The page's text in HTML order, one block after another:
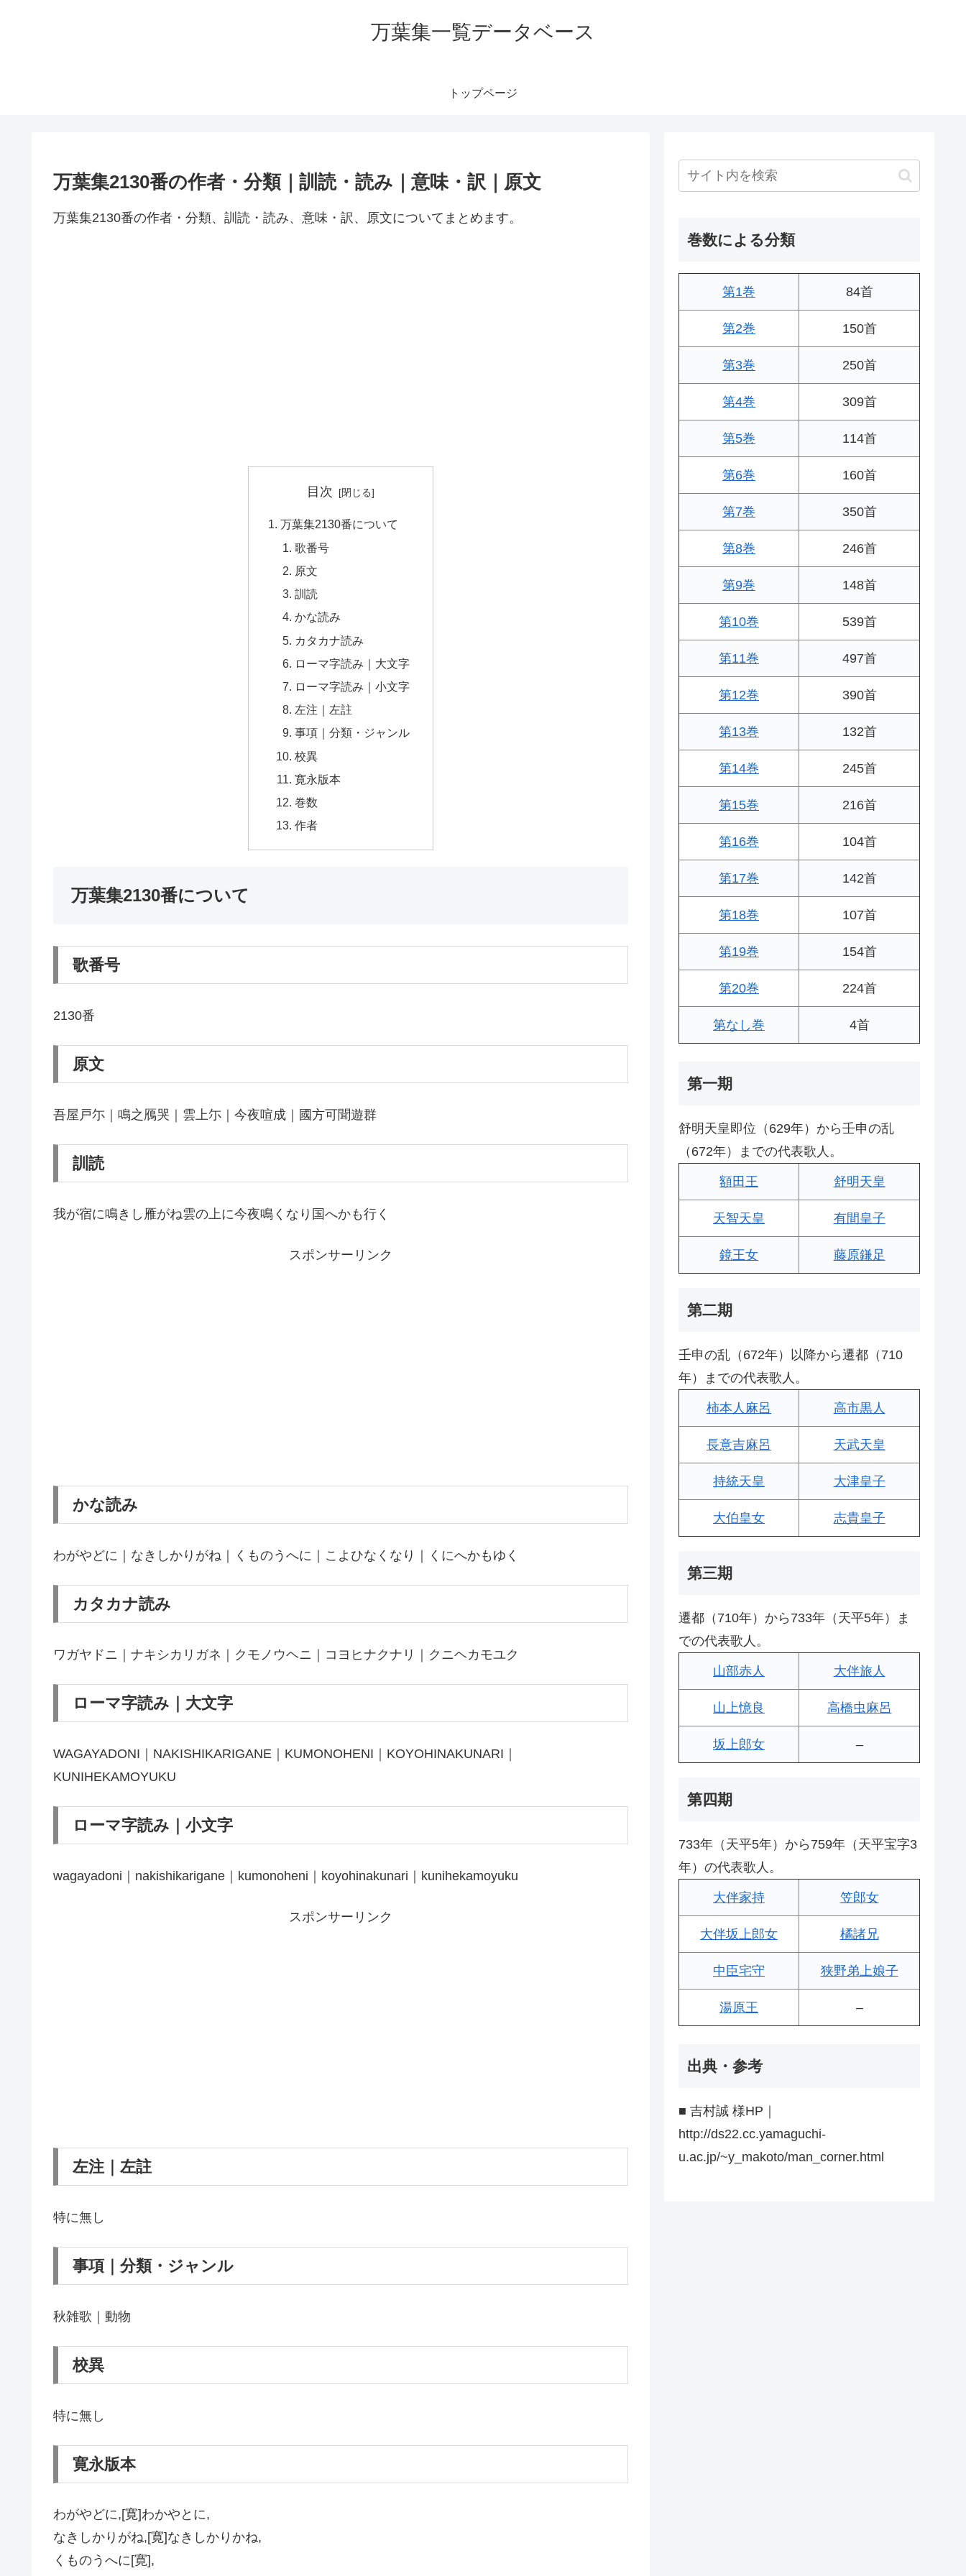
万葉集一覧データベース
トップページ
万葉集2130番の作者・分類｜訓読・読み｜意味・訳｜原文
万葉集2130番の作者・分類、訓読・読み、意味・訳、原文についてまとめます。
目次
万葉集2130番について
歌番号
原文
訓読
かな読み
カタカナ読み
ローマ字読み｜大文字
ローマ字読み｜小文字
左注｜左註
事項｜分類・ジャンル
校異
寛永版本
巻数
作者
万葉集2130番について
歌番号
2130番
原文
吾屋戸尓｜鳴之鴈哭｜雲上尓｜今夜喧成｜國方可聞遊群
訓読
我が宿に鳴きし雁がね雲の上に今夜鳴くなり国へかも行く
スポンサーリンク
かな読み
わがやどに｜なきしかりがね｜くものうへに｜こよひなくなり｜くにへかもゆく
カタカナ読み
ワガヤドニ｜ナキシカリガネ｜クモノウヘニ｜コヨヒナクナリ｜クニヘカモユク
ローマ字読み｜大文字
WAGAYADONI｜NAKISHIKARIGANE｜KUMONOHENI｜KOYOHINAKUNARI｜
KUNIHEKAMOYUKU
ローマ字読み｜小文字
wagayadoni｜nakishikarigane｜kumonoheni｜koyohinakunari｜kunihekamoyuku
スポンサーリンク
左注｜左註
特に無し
事項｜分類・ジャンル
秋雑歌｜動物
校異
特に無し
寛永版本
わがやどに,[寛]わかやとに,
なきしかりがね,[寛]なきしかりかね,
くものうへに[寛],
巻数による分類
第1巻 84首
第2巻 150首
第3巻 250首
第4巻 309首
第5巻 114首
第6巻 160首
第7巻 350首
第8巻 246首
第9巻 148首
第10巻 539首
第11巻 497首
第12巻 390首
第13巻 132首
第14巻 245首
第15巻 216首
第16巻 104首
第17巻 142首
第18巻 107首
第19巻 154首
第20巻 224首
第なし巻 4首
第一期
舒明天皇即位（629年）から壬申の乱
（672年）までの代表歌人。
額田王 舒明天皇
天智天皇 有間皇子
鏡王女 藤原鎌足
第二期
壬申の乱（672年）以降から遷都（710
年）までの代表歌人。
柿本人麻呂 高市黒人
長意吉麻呂 天武天皇
持統天皇 大津皇子
大伯皇女 志貴皇子
第三期
遷都（710年）から733年（天平5年）ま
での代表歌人。
山部赤人 大伴旅人
山上憶良 高橋虫麻呂
坂上郎女 –
第四期
733年（天平5年）から759年（天平宝字3
年）の代表歌人。
大伴家持 笠郎女
大伴坂上郎女 橘諸兄
中臣宅守 狭野弟上娘子
湯原王 –
出典・参考
■ 吉村誠 様HP｜
http://ds22.cc.yamaguchi-
u.ac.jp/~y_makoto/man_corner.html